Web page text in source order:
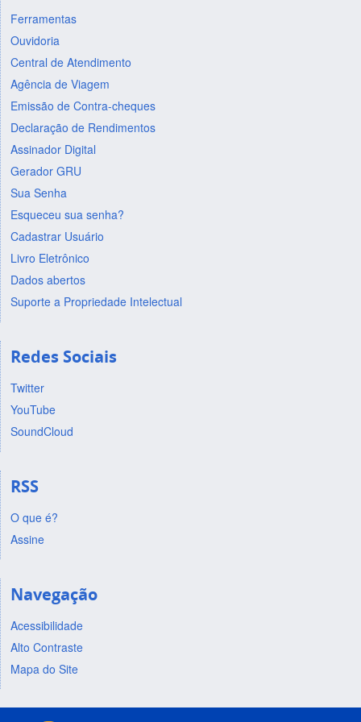
Ferramentas
Ouvidoria
Central de Atendimento
Agência de Viagem
Emissão de Contra-cheques
Declaração de Rendimentos
Assinador Digital
Gerador GRU
Sua Senha
Esqueceu sua senha?
Cadastrar Usuário
Livro Eletrônico
Dados abertos
Suporte a Propriedade Intelectual
Redes Sociais
Twitter
YouTube
SoundCloud
RSS
O que é?
Assine
Navegação
Acessibilidade
Alto Contraste
Mapa do Site